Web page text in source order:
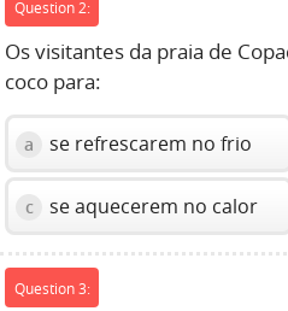
Question 2:
Os visitantes da praia de
coco para:
a se refrescarem no frio
c se aquecerem no calor
Question 3: